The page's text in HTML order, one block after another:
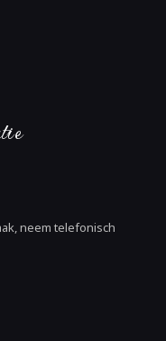
neem telefonisch